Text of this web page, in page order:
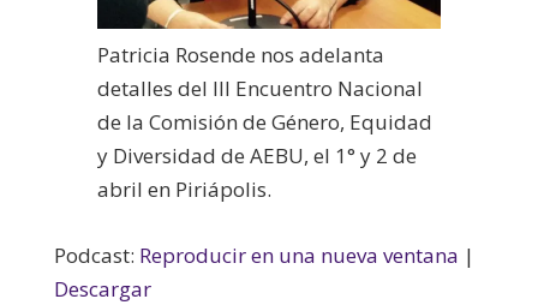
Patricia Rosende nos adelanta
detalles del III Encuentro Nacional
de la Comisión de Género, Equidad
y Diversidad de AEBU, el 1° y 2 de
abril en Piriápolis.
Podcast: Reproducir en una nueva ventana |
Descargar